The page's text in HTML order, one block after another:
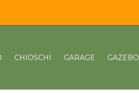
CHIOSCHI GARAGE GAZEBO